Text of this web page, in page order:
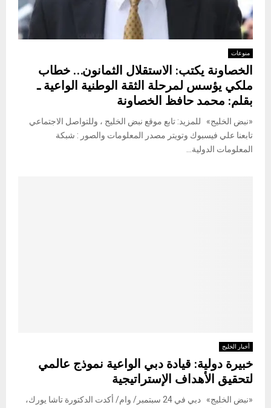
منوعات
الخصاونة يكتب: الاستقلال الثمانون… خطاب
ملكي يؤسس لمرحلة الثقة الوطنية الواعية ـ
بقلم: محمد حافظ الخصاونة
«نبض الخليج» للمزيد: تابع موقع نبض الخليج ، وللتواصل الاجتماعي
تابعنا علي فيسبوك وتويتر مصدر المعلومات والصور : شبكة
المعلومات الدولية...
أخبار الخليج
خبيرة دولية: قيادة دبي الواعية نموذج عالمي
لتحقيق الأهداف الإستراتيجية
«نبض الخليج» دبي في 24 سبتمبر/ وام/ أكدت الدكتورة تاشا يورك،